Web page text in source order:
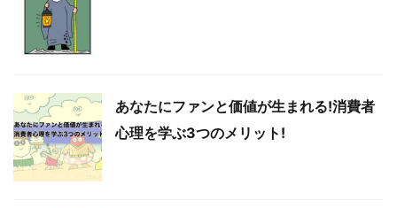
あなたにファンと価値が生まれる!消費者
心理を学ぶ3つのメリット!